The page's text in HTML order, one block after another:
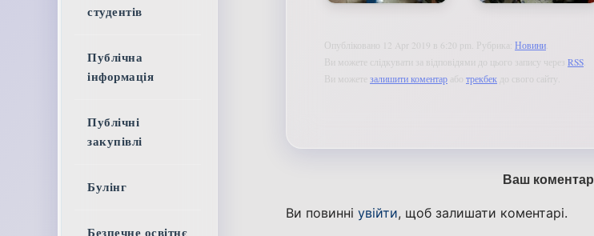
Опубліковано 12 Apr 2019 в 6:20 pm. Рубрика: Новини
Ви можете слідкувати за відповідями до цього запису через RSS
Ви можете залишити коментар трекбек до свого сайту.
Ваш коментар
Ви повинні увійти, щоб залишати коментарі.
студентів
Публічна
інформація
Публічні
закупівлі
Булінг
Безпечне освітнє